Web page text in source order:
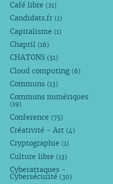
Café libre (21)
Candidats.fr (1)
Capitalisme (1)
Chapril (16)
CHATONS (51)
Cloud computing (6)
Communs (13)
Communs numériques
(19)
Conference (75)
Créativité - Art (4)
Cryptographie (1)
Culture libre (13)
Cyberattaques -
Cybersécurité (30)